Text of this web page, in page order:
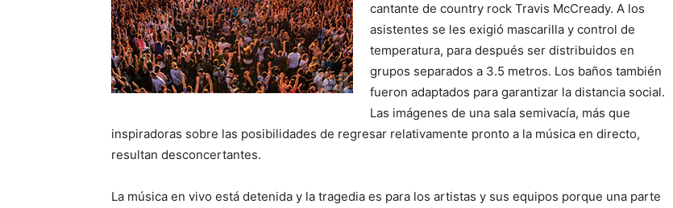
cantante de country rock Travis McCready. A los
asistentes se les exigió mascarilla y control de
temperatura, para después ser distribuidos en
grupos separados a 3.5 metros. Los baños también
fueron adaptados para garantizar la distancia social.
Las imágenes de una sala semivacía, más que
inspiradoras sobre las posibilidades de regresar relativamente pronto a la música en directo,
resultan desconcertantes.
La música en vivo está detenida y la tragedia es para los artistas y sus equipos porque una parte